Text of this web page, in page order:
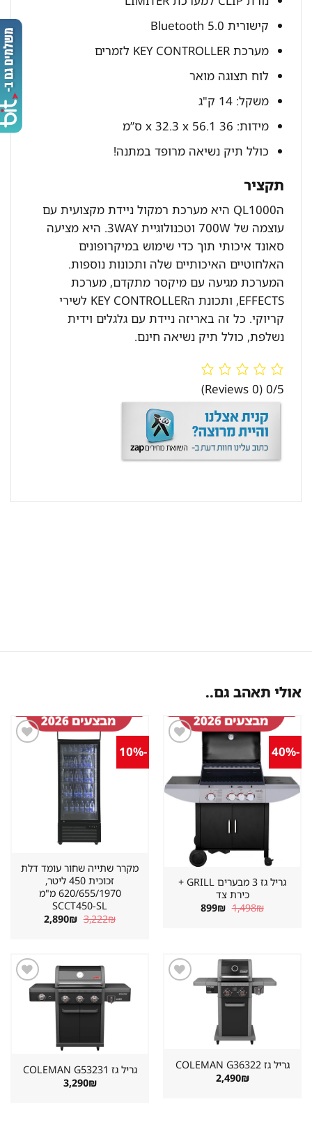
קישורית Bluetooth 5.0
מערכת KEY CONTROLLER לזמרים
לוח תצוגה מואר
משקל: 14 ק"ג
מידות: 36 x 32.3 x 56.1 ס”מ
כולל תיק נשיאה מרופד במתנה!
תקציר
הQL1000 היא מערכת רמקול ניידת מקצועית עם
עוצמה של 700W וטכנולוגיית 3WAY. היא מציעה
סאונד איכותי תוך כדי שימוש במיקרופונים
האלחוטיים האיכותיים שלה ותכונות נוספות.
המערכת מגיעה עם מיקסר מתקדם, מערכת
EFFECTS, ותכונת הKEY CONTROLLER לשירי
קריוקי. כל זה באריזה ניידת עם גלגלים וידית
נשלפת, כולל תיק נשיאה חינם.
0/5
(0 Reviews)
אולי תאהב גם..
במועדפים
גריל גז 3 מבערים GRILL +
כירת צד
1,498₪ המחיר
המקורי
899₪ המחיר
הנוכחי
מקרר שתייה שחור עומד דלת
זכוכית 450 ליטר,
620/655/1970 מ"מ
SCCT450-SL
3,222₪ המחיר
המקורי
2,890₪ המחיר
הנוכחי
גריל גז ⁦COLEMAN G36322⁩
2,490₪
שמור
מוצר
גריל גז ⁦COLEMAN G53231⁩
3,290₪